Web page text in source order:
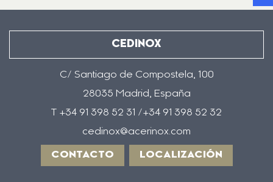
CEDINOX
C/ Santiago de Compostela, 100
28035 Madrid, España
T +34 91 398 52 31 /+34 91 398 52 32
cedinox@acerinox.com
CONTACTO LOCALIZACIÓN